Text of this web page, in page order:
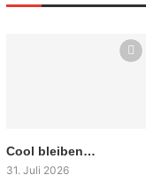
Cool bleiben…
31. Juli 2026